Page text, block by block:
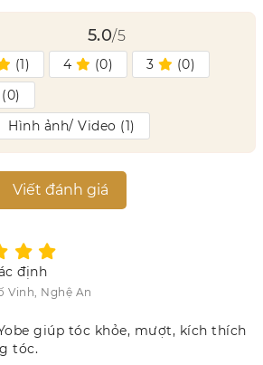
5.0/5
(1) 4 (0) 3 (0)
(0)
Hình ảnh/ Video (1)
Viết đánh giá
định
Vinh, Nghệ An
giúp tóc khỏe, mượt, kích thích
tóc.